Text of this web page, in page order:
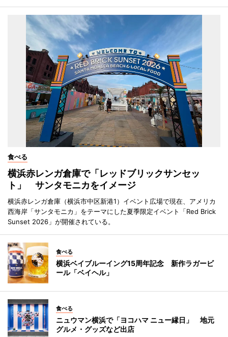
食べる
横浜赤レンガ倉庫で「レッドブリックサンセッ
ト」 サンタモニカをイメージ
横浜赤レンガ倉庫（横浜市中区新港1）イベント広場で現在、アメリカ
西海岸「サンタモニカ」をテーマにした夏季限定イベント「Red Brick
Sunset 2026」が開催されている。
食べる
横浜ベイブルーイング15周年記念 新作ラガービ
ール「ベイヘル」
食べる
ニュウマン横浜で「ヨコハマ ニュー縁日」 地元
グルメ・グッズなど出店